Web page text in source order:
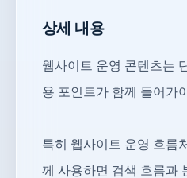
상세 내용
웹사이트 운영 콘텐츠는
용 포인트가 함께 들어가
특히 웹사이트 운영 흐름
께 사용하면 검색 흐름과